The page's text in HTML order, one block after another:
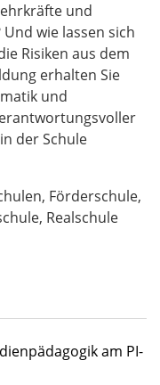
und
wie lassen sich
Risiken aus dem
erhalten Sie
und
der Schule
Förderschule,
Realschule
am PI-